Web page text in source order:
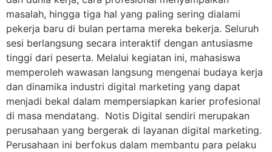
masalah, hingga tiga hal yang paling sering dialami
pekerja baru di bulan pertama mereka bekerja. Seluruh
sesi berlangsung secara interaktif dengan antusiasme
tinggi dari peserta. Melalui kegiatan ini, mahasiswa
memperoleh wawasan langsung mengenai budaya kerja
dan dinamika industri digital marketing yang dapat
menjadi bekal dalam mempersiapkan karier profesional
di masa mendatang. Notis Digital sendiri merupakan
perusahaan yang bergerak di layanan digital marketing.
Perusahaan ini berfokus dalam membantu para pelaku